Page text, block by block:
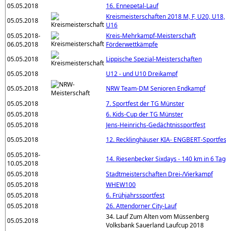
05.05.2018
16. Ennepetal-Lauf
05.05.2018
Kreismeisterschaften 2018 M, F, U20, U18,
U16
05.05.2018-
06.05.2018
Kreis-Mehrkampf-Meisterschaft
Förderwettkämpfe
05.05.2018
Lippische Spezial-Meisterschaften
05.05.2018
U12 - und U10 Dreikampf
05.05.2018
NRW Team-DM Senioren Endkampf
05.05.2018
7. Sportfest der TG Münster
05.05.2018
6. Kids-Cup der TG Münster
05.05.2018
Jens-Heinrichs-Gedächtnissportfest
05.05.2018
12. Recklinghäuser KIA- ENGBERT-
05.05.2018-
10.05.2018
14. Riesenbecker Sixdays - 140 km in 6
05.05.2018
Stadtmeisterschaften Drei-/Vierkampf
05.05.2018
WHEW100
05.05.2018
6. Frühjahrssportfest
05.05.2018
26. Attendorner City-Lauf
05.05.2018
34. Lauf Zum Alten vom Müssenberg
Volksbank Sauerland Laufcup 2018